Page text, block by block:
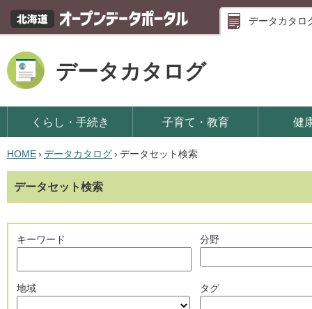
データカタロ
データカタログ
くらし・手続き 子育て・教育 健
HOME› データカタログ› データセット検索
データセット検索
キーワード 分野
地域 タグ